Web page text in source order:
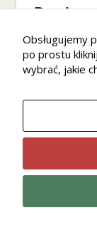
Obsługujemy
po prostu
wybrać, jakie